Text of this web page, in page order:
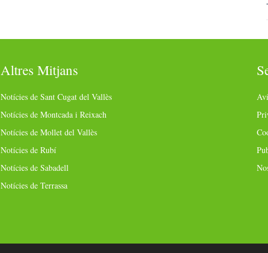
Altres Mitjans
Notícies de Sant Cugat del Vallès
Notícies de Montcada i Reixach
Notícies de Mollet del Vallès
Notícies de Rubí
Notícies de Sabadell
Notícies de Terrassa